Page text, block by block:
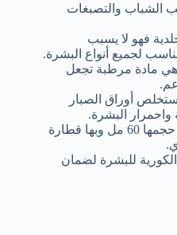
الشباب والتصبغات
فهو لا يسبب
لجميع أنواع البشرة.
مادة مرطبة تجعل
أوراق الصبار
البشرة.
يتوفر زيت مينميز في زجاجة حجمها 60 مل وبها قطارة
للبشرة لضمان